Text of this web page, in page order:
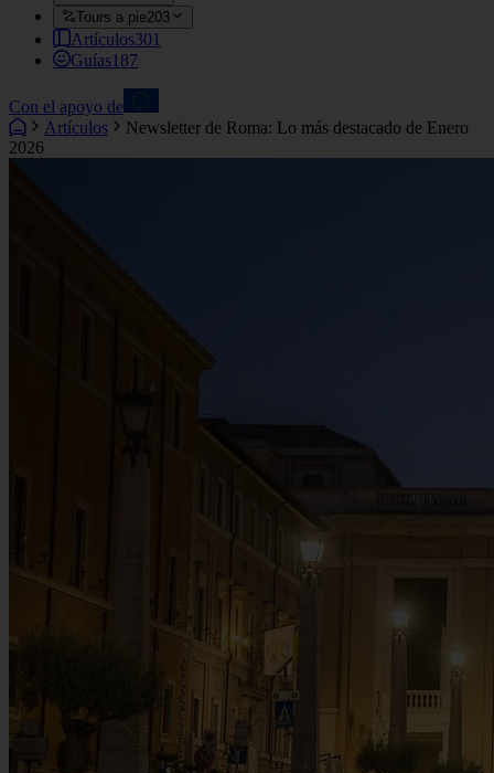
Tours a pie203
Artículos301
Guías187
Con el apoyo de
Artículos
Newsletter de Roma: Lo más destacado de Enero
2026